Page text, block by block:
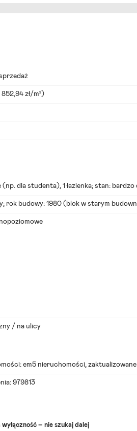
zł/m²)
(np. dla studenta), 1 łazienka; stan:
rok budowy: 1980 ( blok w starym
/ na ulicy
em5 nieruchomości,
979813
– nie szukaj dalej